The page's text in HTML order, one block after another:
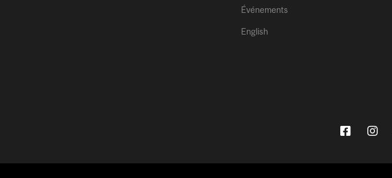
Événements
English